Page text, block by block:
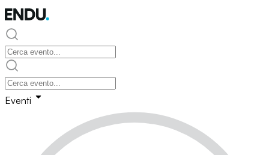
Eventi